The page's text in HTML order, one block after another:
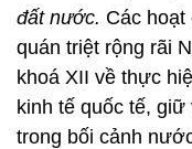
đất nước. Các hoạt
quán triệt rộng rãi
khoá XII về thực
kinh tế quốc tế,
trong bối cảnh